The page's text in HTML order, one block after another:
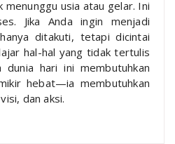
menunggu usia atau gelar. Ini
Jika Anda ingin menjadi
ditakuti, tetapi dicintai
hal-hal yang tidak tertulis
hari ini membutuhkan
hebat—ia membutuhkan
dan aksi.